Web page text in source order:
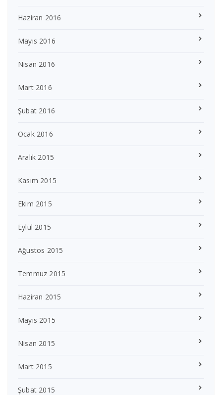
Haziran 2016
Mayıs 2016
Nisan 2016
Mart 2016
Şubat 2016
Ocak 2016
Aralık 2015
Kasım 2015
Ekim 2015
Eylül 2015
Ağustos 2015
Temmuz 2015
Haziran 2015
Mayıs 2015
Nisan 2015
Mart 2015
Şubat 2015